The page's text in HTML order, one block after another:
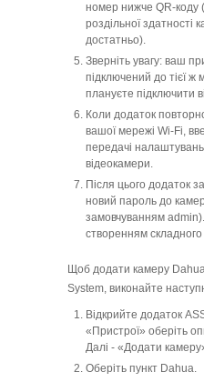
номер нижче QR-коду
роздільної
достатньо).
Зверніть увагу: ваш
підключений до тієї ж
плануєте підключити
Коли додаток
вашої мережі Wi-Fi,
передачі
відеокамери.
Після цього додаток
новий пароль до
замовчуванням
створенням
Щоб додати камеру
System, виконайте
Відкрийте додаток
«Пристрої» оберіть
Далі - «Додати
Оберіть пункт Dahua.